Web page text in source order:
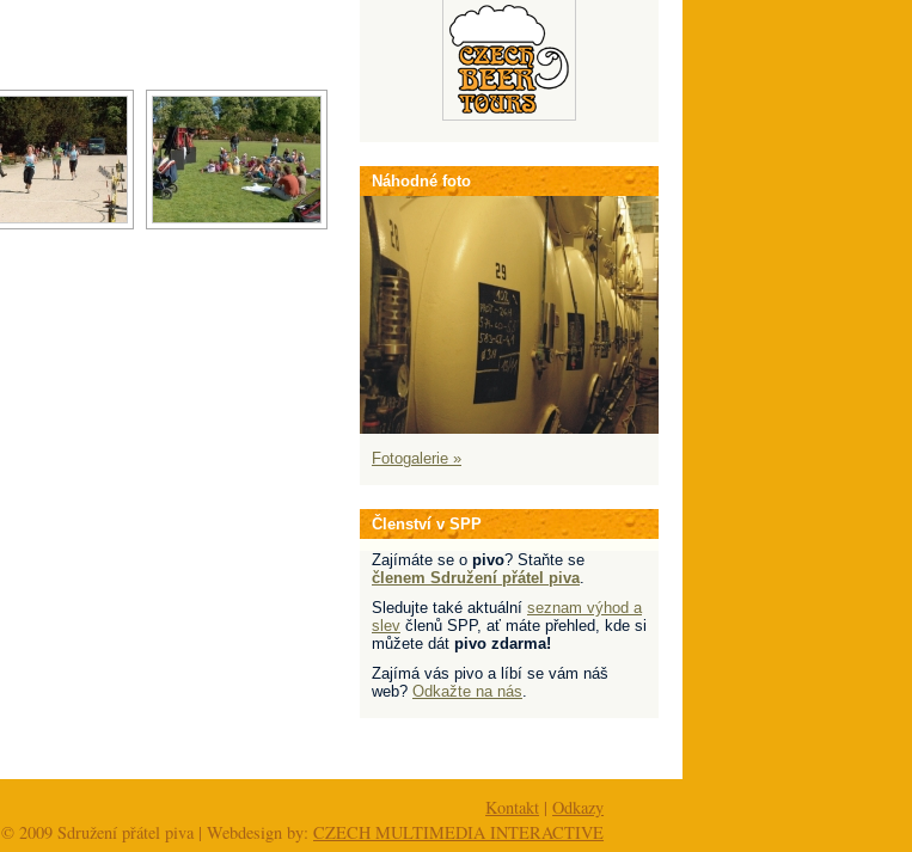
Náhodné foto
Fotogalerie »
Členství v SPP
Zajímáte se o pivo? Staňte se
členem Sdružení přátel piva.
Sledujte také aktuální seznam výhod a
slev členů SPP, ať máte přehled, kde si
můžete dát pivo zdarma!
Zajímá vás pivo a líbí se vám náš
web? Odkažte na nás.
Kontakt |Odkazy
© 2009 Sdružení přátel piva | Webdesign by:CZECH MULTIMEDIA INTERACTIVE